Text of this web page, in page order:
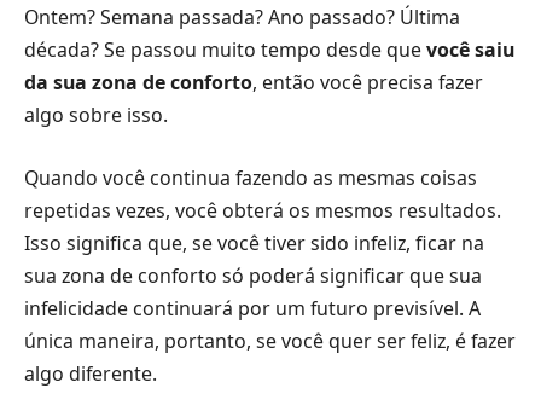
Ontem? Semana passada? Ano passado? Última
década? Se passou muito tempo desde quevocê saiu
da sua zona de conforto, então você precisa fazer
algo sobre isso.
Quando você continua fazendo as mesmas coisas
repetidas vezes, você obterá os mesmos resultados.
Isso significa que, se você tiver sido infeliz, ficar na
sua zona de conforto só poderá significar que sua
infelicidade continuará por um futuro previsível. A
única maneira, portanto, se você quer ser feliz, é fazer
algo diferente.